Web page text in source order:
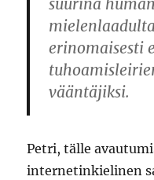
suurina
erinomaisesti
vääntäjiksi.
Petri, tälle
internetinkielinen